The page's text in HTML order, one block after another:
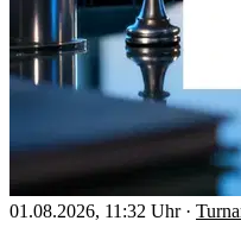
01.08.2026, 11:32 Uhr ·